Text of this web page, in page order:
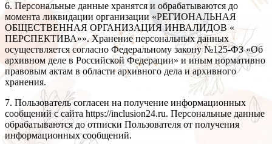
6. Персональные данные хранятся и обрабатываются до
момента ликвидации организации «РЕГИОНАЛЬНАЯ
ОБЩЕСТВЕННАЯ ОРГАНИЗАЦИЯ ИНВАЛИДОВ «
ПЕРСПЕКТИВА»». Хранение персональных данных
осуществляется согласно Федеральному закону №125-ФЗ «Об
архивном деле в Российской Федерации» и иным нормативно
правовым актам в области архивного дела и архивного
хранения.
7. Пользователь согласен на получение информационных
сообщений с сайта https://inclusion24.ru. Персональные данные
обрабатываются до отписки Пользователя от получения
информационных сообщений.